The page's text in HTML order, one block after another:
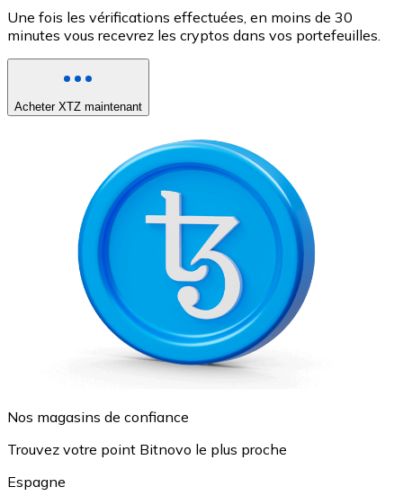
Une fois les vérifications effectuées, en moins de 30
minutes vous recevrez les cryptos dans vos portefeuilles.
Acheter XTZ maintenant
Nos magasins de confiance
Trouvez votre point Bitnovo le plus proche
Espagne